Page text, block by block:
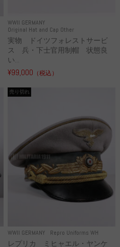
WWII GERMANY
Original Hat and Cap Other
実物 ドイツフォレストサービ
ス 兵・下士官用制帽 状態良
い...
¥99,000 （税込）
WWII GERMANY Repro Uniforms WH
売り切れ
レプリカ ミヒャエル・ヤンケ